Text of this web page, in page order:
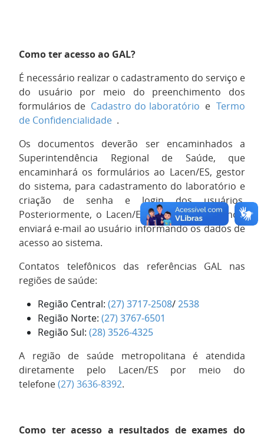
Como ter acesso ao GAL?
É necessário realizar o cadastramento do serviço e
do usuário por meio do preenchimento dos
formulários de Cadastro do laboratório eTermo
de Confidencialidade .
Os documentos deverão ser encaminhados a
Superintendência Regional de Saúde, que
encaminhará os formulários ao Lacen/ES, gestor
do sistema, para cadastramento do laboratório e
criação de senha e login dos usuários.
Posteriormente, o Lacen/ES ou Superintendência
enviará e-mail ao usuário informando os dados de
acesso ao sistema.
Contatos telefônicos das referências GAL nas
regiões de saúde:
Região Central: (27) 3717-2508/2538
Região Norte: (27) 3767-6501
Região Sul: (28) 3526-4325
A região de saúde metropolitana é atendida
diretamente pelo Lacen/ES por meio do
telefone(27) 3636-8392.
Como ter acesso a resultados de exames do